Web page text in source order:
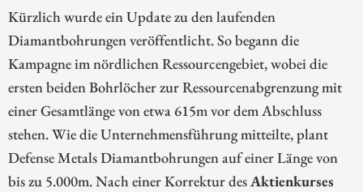
Kürzlich wurde ein Update zu den laufenden
Diamantbohrungen veröffentlicht. So begann die
Kampagne im nördlichen Ressourcengebiet, wobei die
ersten beiden Bohrlöcher zur Ressourcenabgrenzung mit
einer Gesamtlänge von etwa 615m vor dem Abschluss
stehen. Wie die Unternehmensführung mitteilte, plant
Defense Metals Diamantbohrungen auf einer Länge von
bis zu 5.000m. Nach einer Korrektur desAktienkurses